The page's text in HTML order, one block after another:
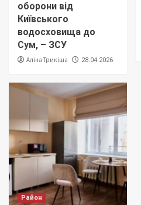
оборони від
Київського
водосховища до
Сум, – ЗСУ
Аліна Трикіша 28.04.2026
Район